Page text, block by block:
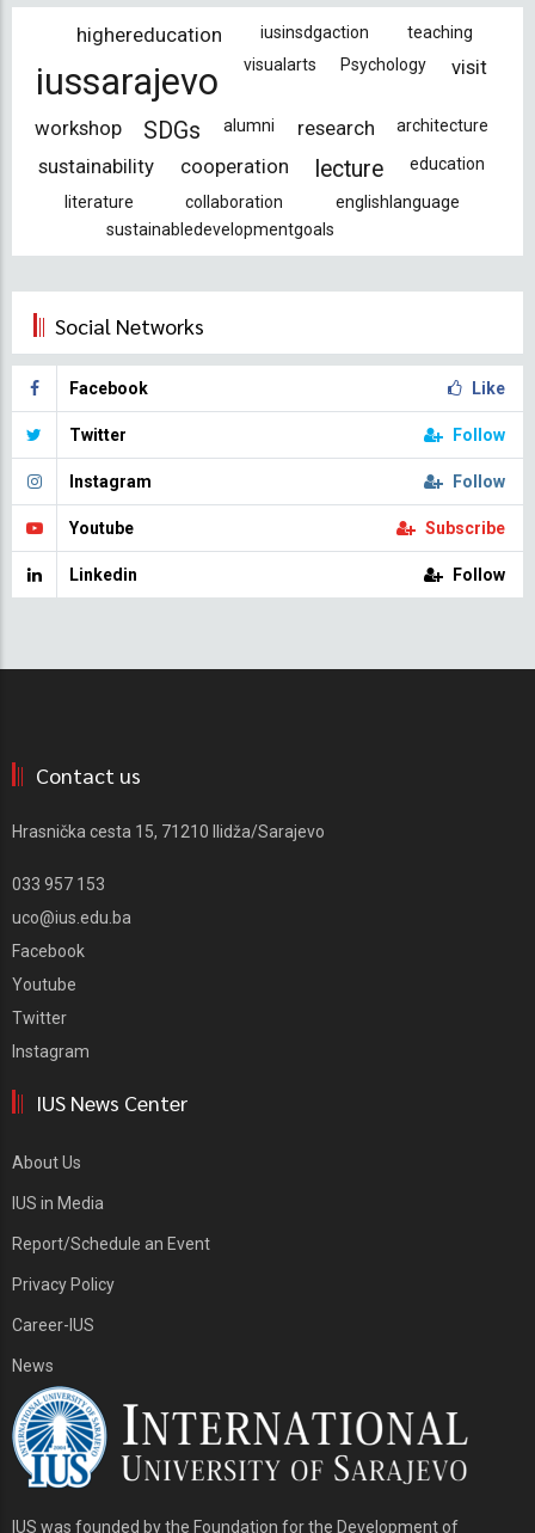
highereducation iusinsdgaction teaching
iussarajevo visualarts Psychology visit
workshop SDGs alumni research architecture
sustainability cooperation lecture
education
literature
collaboration
englishlanguage
sustainabledevelopmentgoals
Social Networks
Facebook Like
Twitter Follow
Instagram Follow
Youtube Subscribe
Linkedin Follow
Contact us
Hrasnička cesta 15, 71210 Ilidža/Sarajevo
033 957 153
uco@ius.edu.ba
Facebook
Youtube
Twitter
Instagram
IUS News Center
About Us
IUS in Media
Report/Schedule an Event
Privacy Policy
Career-IUS
News
IUS was founded by the Foundation for the Development of